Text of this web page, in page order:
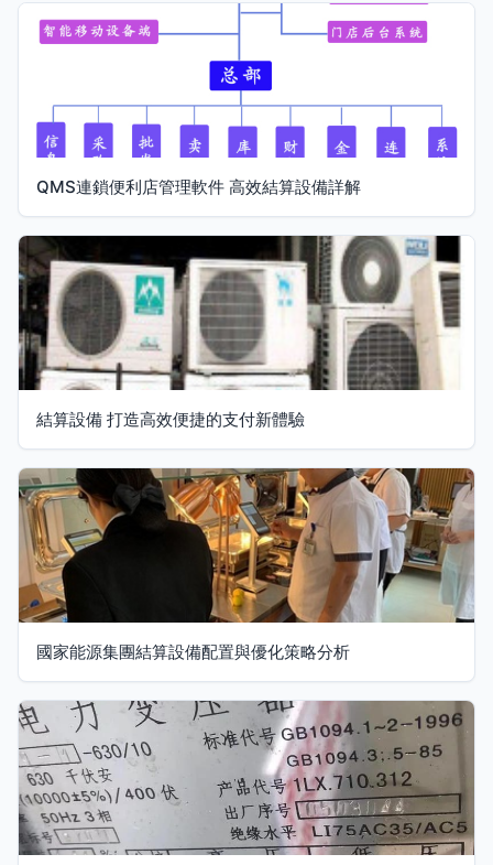
QMS連鎖便利店管理軟件 高效結算設備詳解
結算設備 打造高效便捷的支付新體驗
國家能源集團結算設備配置與優化策略分析